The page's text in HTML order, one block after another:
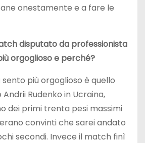
onestamente e a fare le
disputato da professionista
orgoglioso e perché?
più orgoglioso è quello
Rudenko in Ucraina,
dei primi trenta pesi massimi
convinti che sarei andato
secondi. Invece il match finì